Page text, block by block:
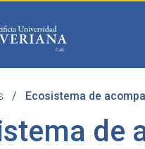
Ecosistema de
de